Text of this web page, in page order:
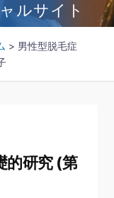
ルサイト
> 男性型脱毛症
的研究 (第